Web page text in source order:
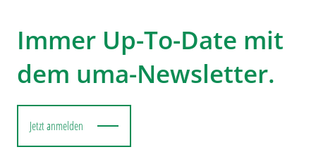
Immer Up-To-Date mit
dem uma-Newsletter.
Jetzt anmelden